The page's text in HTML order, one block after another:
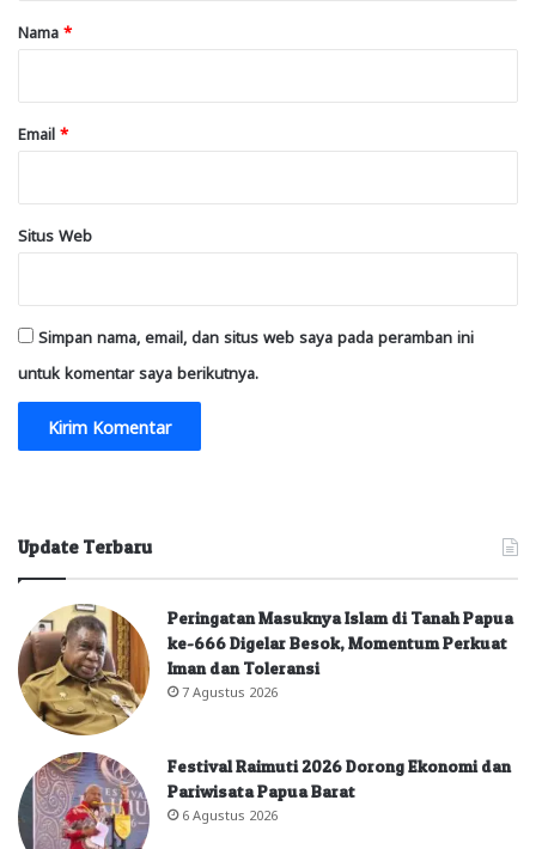
rNama *
Email *
Situs Web
Simpan nama, email, dan situs web saya pada peramban ini
untuk komentar saya berikutnya.
Update Terbaru
Peringatan Masuknya Islam di Tanah Papua
ke-666 Digelar Besok, Momentum Perkuat
Iman dan Toleransi
7 Agustus 2026
Festival Raimuti 2026 Dorong Ekonomi dan
Pariwisata Papua Barat
6 Agustus 2026